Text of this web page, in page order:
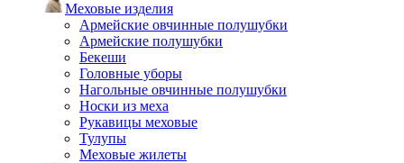
Меховые изделия
Армейские овчинные полушубки
Армейские полушубки
Бекеши
Головные уборы
Нагольные овчинные полушубки
Носки из меха
Рукавицы меховые
Тулупы
Меховые жилеты